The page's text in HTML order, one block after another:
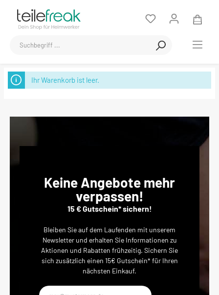
Ihr Warenkorb ist leer.
Keine Angebote mehr
verpassen!
15 € Gutschein* sichern!
Bleiben Sie auf dem Laufenden mit unserem
Newsletter und erhalten Sie Informationen zu
Aktionen und Rabatten frühzeitig. Sichern Sie
sich zusätzlich einen 15€ Gutschein* für Ihren
nächsten Einkauf.
E-